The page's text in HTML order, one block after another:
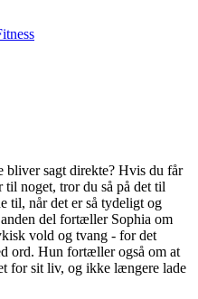
bliver sagt direkte? Hvis du får
noget, tror du så på det til
til, når det er så tydeligt og
del fortæller Sophia om
vold og tvang - for det
ord. Hun fortæller også om at
for sit liv, og ikke længere lade